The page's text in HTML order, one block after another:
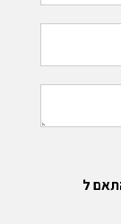
ל